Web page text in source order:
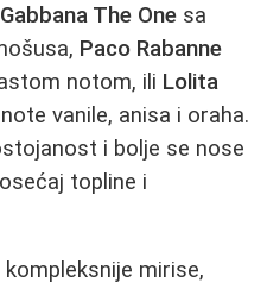
The One sa
Paco Rabanne
notom, ili Lolita
vanile, anisa i oraha.
i bolje se nose
topline i
mirise,